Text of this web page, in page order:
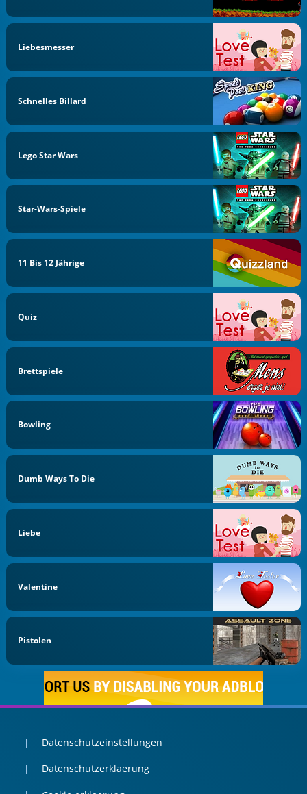
Liebesmesser
Schnelles Billard
Lego Star Wars
Star-Wars-Spiele
11 Bis 12 Jährige
Quiz
Brettspiele
Bowling
Dumb Ways To Die
Liebe
Valentine
Pistolen
Datenschutzeinstellungen
Datenschutzerklaerung